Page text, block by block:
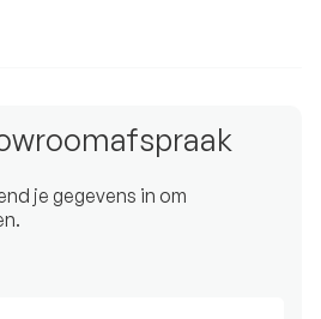
je gegevens in om